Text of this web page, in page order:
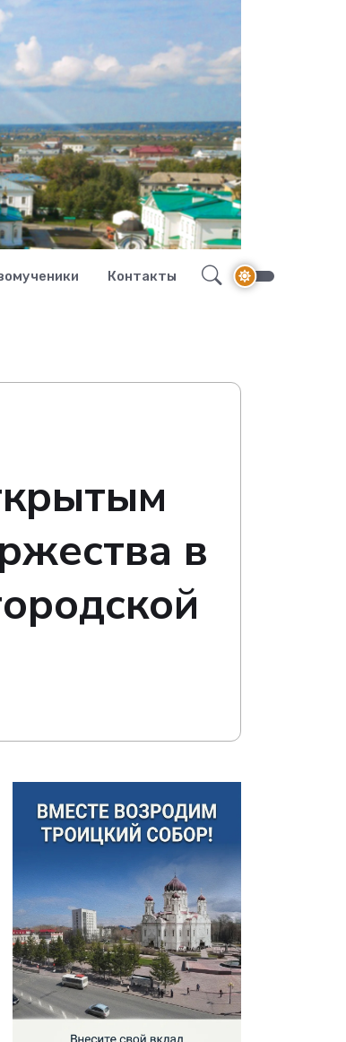
Контакты
в